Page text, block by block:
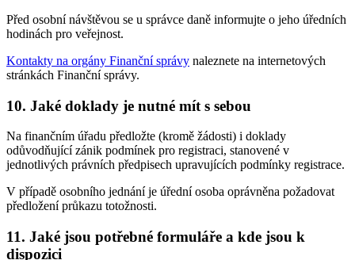
Před osobní návštěvou se u správce daně informujte o jeho úředních
hodinách pro veřejnost.
Kontakty na orgány Finanční správy naleznete na internetových
stránkách Finanční správy.
10. Jaké doklady je nutné mít s sebou
Na finančním úřadu předložte (kromě žádosti) i doklady
odůvodňující zánik podmínek pro registraci, stanovené v
jednotlivých právních předpisech upravujících podmínky registrace.
V případě osobního jednání je úřední osoba oprávněna požadovat
předložení průkazu totožnosti.
11. Jaké jsou potřebné formuláře a kde jsou k
dispozici